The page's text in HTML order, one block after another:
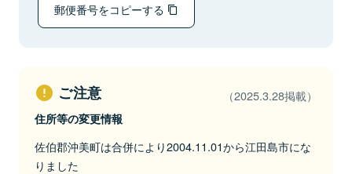
郵便番号をコピーする
ご注意 （2025.3.28掲載）
住所等の変更情報
佐伯郡沖美町は合併により2004.11.01から江田島市にな
りました